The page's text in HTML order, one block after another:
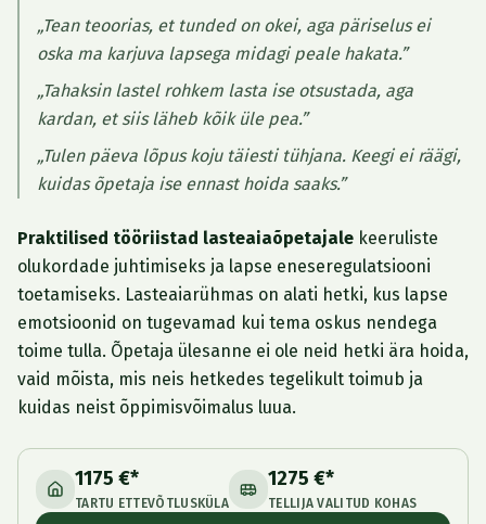
„Tean teoorias, et tunded on okei, aga päriselus ei
oska ma karjuva lapsega midagi peale hakata.”
„Tahaksin lastel rohkem lasta ise otsustada, aga
kardan, et siis läheb kõik üle pea.”
„Tulen päeva lõpus koju täiesti tühjana. Keegi ei räägi,
kuidas õpetaja ise ennast hoida saaks.”
Praktilised tööriistad lasteaiaõpetajale keeruliste
olukordade juhtimiseks ja lapse eneseregulatsiooni
toetamiseks. Lasteaiarühmas on alati hetki, kus lapse
emotsioonid on tugevamad kui tema oskus nendega
toime tulla. Õpetaja ülesanne ei ole neid hetki ära hoida,
vaid mõista, mis neis hetkedes tegelikult toimub ja
kuidas neist õppimisvõimalus luua.
1175 €*
TARTU ETTEVÕTLUSKÜLA
1275 €*
TELLIJA VALITUD KOHAS